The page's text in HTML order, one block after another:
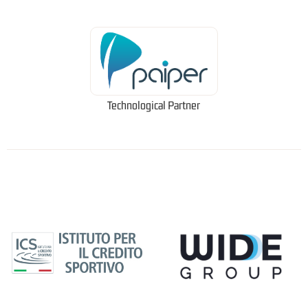
Technological Partner